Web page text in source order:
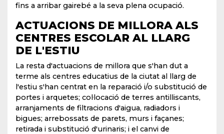
fins a arribar gairebé a la seva plena ocupació.
ACTUACIONS DE MILLORA ALS
CENTRES ESCOLAR AL LLARG
DE L'ESTIU
La resta d'actuacions de millora que s'han dut a
terme als centres educatius de la ciutat al llarg de
l'estiu s'han centrat en la reparació i/o substitució de
portes i arquetes; col·locació de terres antilliscants,
arranjaments de filtracions d'aigua, radiadors i
bigues; arrebossats de parets, murs i façanes;
retirada i substitució d'urinaris; i el canvi de